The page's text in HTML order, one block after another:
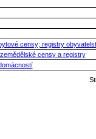
censy; registry
censy a registry